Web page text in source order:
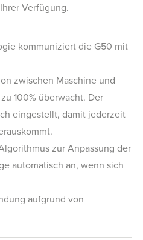
Verfügung.
kommuniziert die G50 mit
zwischen Maschine und
100% überwacht. Der
eingestellt, damit jederzeit
zur Anpassung der
automatisch an, wenn sich
aufgrund von